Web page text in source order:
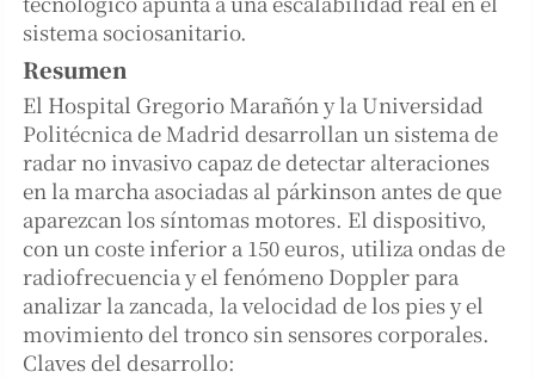
sistema sociosanitario.
Resumen
El Hospital Gregorio Marañón y la Universidad
Politécnica de Madrid desarrollan un sistema de
radar no invasivo capaz de detectar alteraciones
en la marcha asociadas al párkinson antes de que
aparezcan los síntomas motores. El dispositivo,
con un coste inferior a 150 euros, utiliza ondas de
radiofrecuencia y el fenómeno Doppler para
analizar la zancada, la velocidad de los pies y el
movimiento del tronco sin sensores corporales.
Claves del desarrollo: